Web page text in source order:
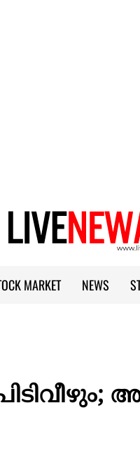
MARKET NEWS